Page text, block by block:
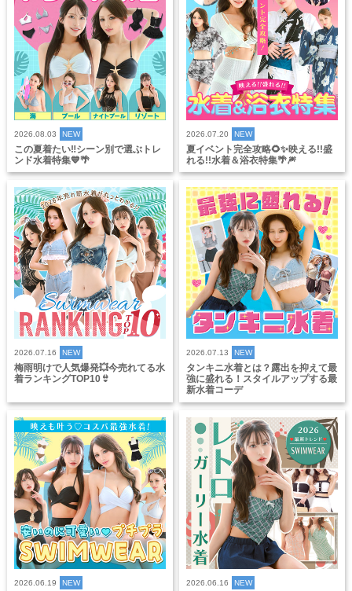
2026.08.03 NEW
この夏着たい‼️シーン別で選ぶトレ
ンド水着特集💙🌴
2026.07.20 NEW
夏イベント完全攻略🌻✨映える!!盛
れる!!水着＆浴衣特集🌴🎆
2026.07.16 NEW
梅雨明けで人気爆発💥今売れてる水
着ランキングTOP10👙
2026.07.13 NEW
タンキニ水着とは？露出を抑えて最
強に盛れる！スタイルアップする最
新水着コーデ
2026.06.19 NEW 2026.06.16 NEW